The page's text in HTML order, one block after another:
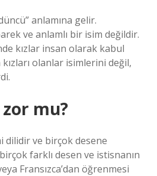
anlamına gelir.
ve anlamlı bir isim değildir.
kızlar insan olarak kabul
olanlar isimlerini değil,
mu?
dilidir ve birçok desene
farklı desen ve istisnanın
Fransızca’dan öğrenmesi